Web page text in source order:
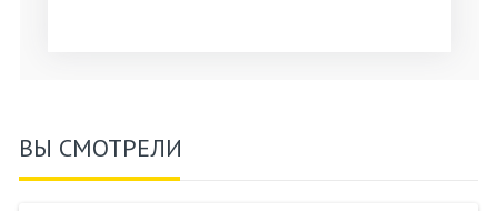
ВЫ СМОТРЕЛИ